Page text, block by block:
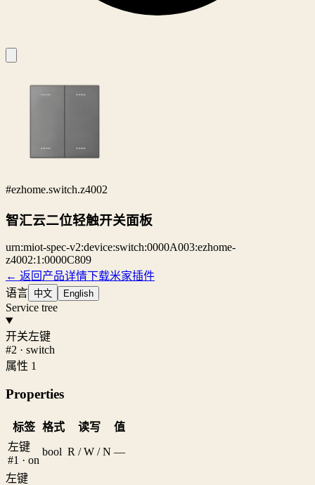
#ezhome.switch.z4002
智汇云二位轻触开关面板
urn:miot-spec-v2:device:switch:0000A003:ezhome-
z4002:1:0000C809
← 返回产品详情下载米家插件
语言 中文 English
Service tree
开关左键
#2 · switch
属性 1
Properties
标签 格式 读写
值
左键
#1 · on
bool R / W / N —
左键